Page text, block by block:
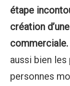
étape
création
commerciale.
aussi bien
personnes